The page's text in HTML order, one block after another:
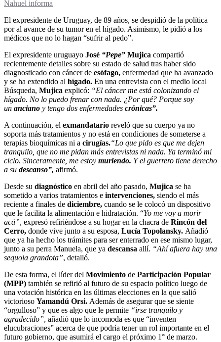
Nahuel informa
El expresidente de Uruguay, de 89 años, se despidió de la política
por al avance de su tumor en el hígado. Asimismo, le pidió a los
médicos que no lo hagan “sufrir al pedo”.
El expresidente uruguayo José “Pepe” Mujica compartió
recientemente detalles sobre su estado de salud tras haber sido
diagnosticado con cáncer de esófago, enfermedad que ha avanzado
y se ha extendido al hígado. En una entrevista con el medio local
Búsqueda, Mujica explicó: “El cáncer me está colonizando el
hígado. No lo puedo frenar con nada. ¿Por qué? Porque soy
un anciano y tengo dos enfermedades crónicas”.
A continuación, el exmandatario reveló que su cuerpo ya no
soporta más tratamientos y no está en condiciones de someterse a
terapias bioquímicas ni a cirugías.“Lo que pido es que me dejen
tranquilo, que no me pidan más entrevistas ni nada. Ya terminó mi
ciclo. Sinceramente, me estoy muriendo. Y el guerrero tiene derecho
a su descanso”, afirmó.
Desde su diagnóstico en abril del año pasado, Mujica se ha
sometido a varios tratamientos e intervenciones, siendo el más
reciente a finales de diciembre, cuando se le colocó un dispositivo
que le facilita la alimentación e hidratación. “Yo me voy a morir
acá”, expresó refiriéndose a su hogar en la chacra de Rincón del
Cerro, donde vive junto a su esposa, Lucía Topolansky. Añadió
que ya ha hecho los trámites para ser enterrado en ese mismo lugar,
junto a su perra Manuela, que ya descansa allí. “Ahí afuera hay una
sequoia grandota”, detalló.
De esta forma, el líder del Movimiento de Participación Popular
(MPP) también se refirió al futuro de su espacio político luego de
una votación histórica en las últimas elecciones en la que salió
victorioso Yamandú Orsi. Además de asegurar que se siente
“orgulloso” y que es algo que le permite “irse tranquilo y
agradecido”, añadió que lo incomoda es que “inventen
elucubraciones” acerca de que podría tener un rol importante en el
futuro gobierno, que asumirá el cargo el próximo 1° de marzo.